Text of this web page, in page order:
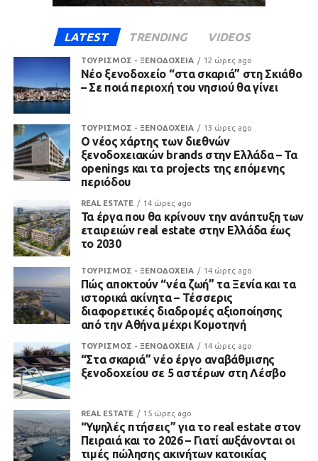
LATEST TRENDING VIDEOS
ΤΟΥΡΙΣΜΟΣ - ΞΕΝΟΔΟΧΕΙΑ 12 ώρες ago
Νέο ξενοδοχείο “στα σκαριά” στη Σκιάθο
– Σε ποιά περιοχή του νησιού θα γίνει
ΤΟΥΡΙΣΜΟΣ - ΞΕΝΟΔΟΧΕΙΑ 13 ώρες ago
Ο νέος χάρτης των διεθνών
ξενοδοχειακών brands στην Ελλάδα – Τα
openings και τα projects της επόμενης
περιόδου
REAL ESTATE 14 ώρες ago
Τα έργα που θα κρίνουν την ανάπτυξη των
εταιρειών real estate στην Ελλάδα έως
το 2030
ΤΟΥΡΙΣΜΟΣ - ΞΕΝΟΔΟΧΕΙΑ 14 ώρες ago
Πώς αποκτούν “νέα ζωή” τα Ξενία και τα
ιστορικά ακίνητα – Τέσσερις
διαφορετικές διαδρομές αξιοποίησης
από την Αθήνα μέχρι Κομοτηνή
ΤΟΥΡΙΣΜΟΣ - ΞΕΝΟΔΟΧΕΙΑ 14 ώρες ago
“Στα σκαριά” νέο έργο αναβάθμισης
ξενοδοχείου σε 5 αστέρων στη Λέσβο
REAL ESTATE 15 ώρες ago
“Υψηλές πτήσεις” για το real estate στον
Πειραιά και το 2026 – Γιατί αυξάνονται οι
τιμές πώλησης ακινήτων κατοικίας